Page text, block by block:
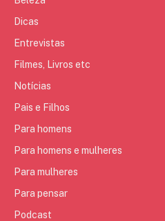
Dicas
Entrevistas
Filmes, Livros etc
Notícias
Pais e Filhos
Para homens
Para homens e mulheres
Para mulheres
Para pensar
Podcast